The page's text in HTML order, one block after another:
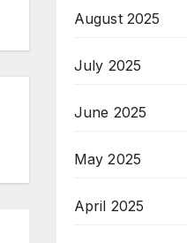
August 2025
July 2025
June 2025
May 2025
April 2025